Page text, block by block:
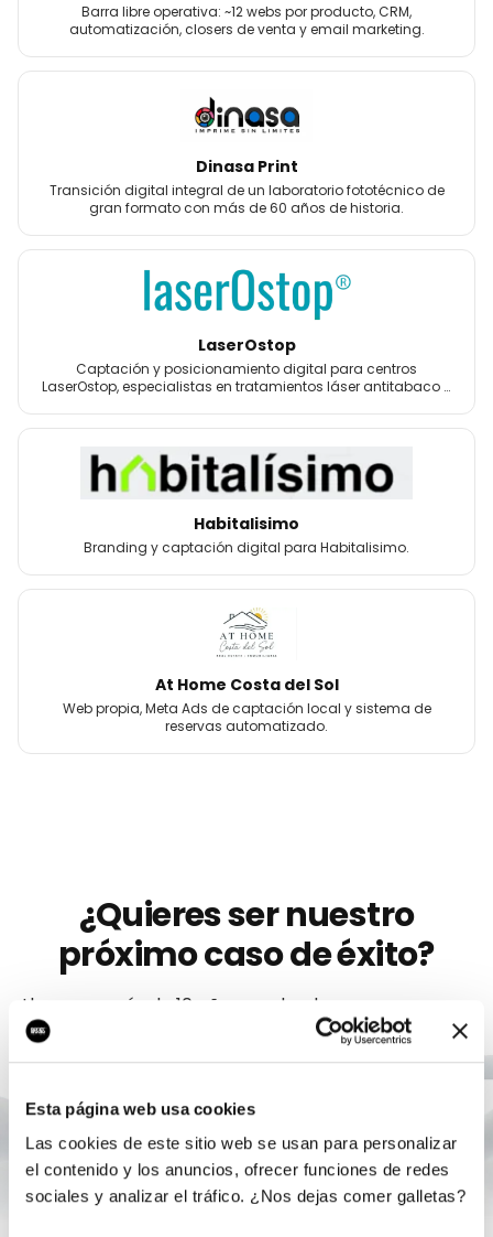
Esta página web usa cookies
Las cookies de este sitio web se usan para personalizar
el contenido y los anuncios, ofrecer funciones de redes
sociales y analizar el tráfico. ¿Nos dejas comer galletas?
Barra libre operativa: ~12 webs por producto, CRM,
automatización, closers de venta y email marketing.
Dinasa Print
Transición digital integral de un laboratorio fototécnico de
gran formato con más de 60 años de historia.
LaserOstop
Captación y posicionamiento digital para centros
LaserOstop, especialistas en tratamientos láser antitabaco y
Habitalisimo
Branding y captación digital para Habitalisimo.
At Home Costa del Sol
Web propia, Meta Ads de captación local y sistema de
reservas automatizado.
¿Quieres ser nuestro
próximo caso de éxito?
Llevamos más de 10 años ayudando a
Celesty
a crecer con marketing digital serio. Sin
permanencia, sin humo, con un único responsable.
Agendar auditoría gratis